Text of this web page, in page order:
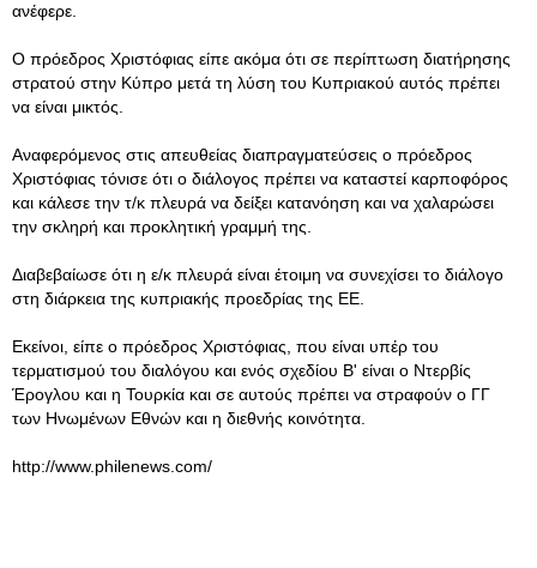
ανέφερε.
Ο πρόεδρος Χριστόφιας είπε ακόμα ότι σε περίπτωση διατήρησης
στρατού στην Κύπρο μετά τη λύση του Κυπριακού αυτός πρέπει
να είναι μικτός.
Αναφερόμενος στις απευθείας διαπραγματεύσεις ο πρόεδρος
Χριστόφιας τόνισε ότι ο διάλογος πρέπει να καταστεί καρποφόρος
και κάλεσε την τ/κ πλευρά να δείξει κατανόηση και να χαλαρώσει
την σκληρή και προκλητική γραμμή της.
Διαβεβαίωσε ότι η ε/κ πλευρά είναι έτοιμη να συνεχίσει το διάλογο
στη διάρκεια της κυπριακής προεδρίας της ΕΕ.
Εκείνοι, είπε ο πρόεδρος Χριστόφιας, που είναι υπέρ του
τερματισμού του διαλόγου και ενός σχεδίου Β' είναι ο Ντερβίς
Έρογλου και η Τουρκία και σε αυτούς πρέπει να στραφούν ο ΓΓ
των Ηνωμένων Εθνών και η διεθνής κοινότητα.
http://www.philenews.com/